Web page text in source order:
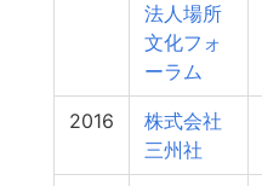
法人場所
文化フォ
ーラム
2016
株式会社
三州社